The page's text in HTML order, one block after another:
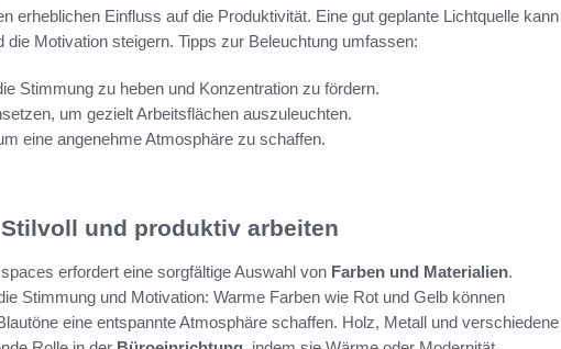
erheblichen Einfluss auf die Produktivität. Eine gut geplante Lichtquelle kann
Motivation steigern. Tipps zur Beleuchtung umfassen:
Stimmung zu heben und Konzentration zu fördern.
um gezielt Arbeitsflächen auszuleuchten.
eine angenehme Atmosphäre zu schaffen.
und produktiv arbeiten
erfordert eine sorgfältige Auswahl von Farben und Materialien.
Stimmung und Motivation: Warme Farben wie Rot und Gelb können
eine entspannte Atmosphäre schaffen. Holz, Metall und verschiedene